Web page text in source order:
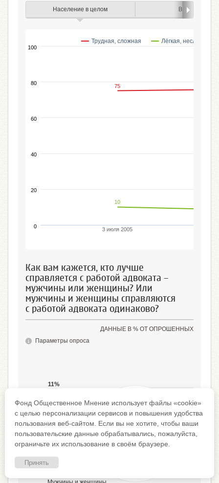
Население в целом Возраст
10
75
Трудная, сложная Лёгкая, несложная
3 июля 2005
0
20
40
60
80
100
Как вам кажется, кто лучше
справляется с работой адвоката –
мужчины или женщины? Или
мужчины и женщины справляются
с работой адвоката одинаково?
ДАННЫЕ В % ОТ ОПРОШЕННЫХ
Параметры опроса
11%
другой ответ
Фонд Общественное Мнение использует файлы «cookie»
с целью персонализации сервисов и повышения удобства
пользования веб-сайтом. Если вы не хотите, чтобы ваши
пользовательские данные обрабатывались, пожалуйста,
ограничьте их использование в своём браузере.
Принять